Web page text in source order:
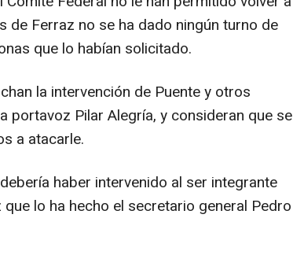
de Ferraz no se ha dado ningún turno de
que lo habían solicitado.
la intervención de Puente y otros
portavoz Pilar Alegría, y consideran que se
a atacarle.
haber intervenido al ser integrante
lo ha hecho el secretario general Pedro